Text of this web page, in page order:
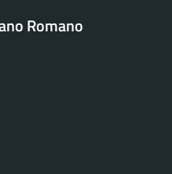
Romano